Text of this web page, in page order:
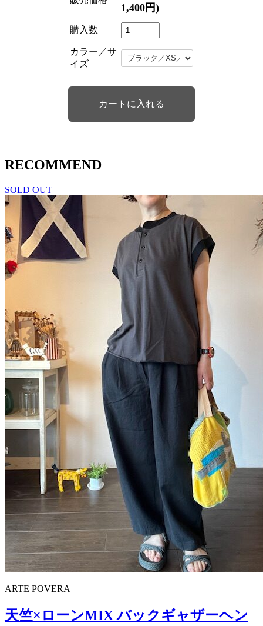
1,400円)
購入数
カラー／サ
イズ
RECOMMEND
SOLD OUT
ARTE POVERA
天竺×ローンMIX バックギャザーヘン